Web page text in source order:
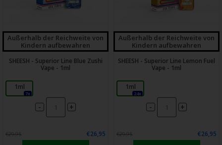
Außerhalb der Reichweite von
Kindern aufbewahren
SHEESH - Superior Line Blue Zushi
Vape - 1ml
1ml
7x
- +
€29,95
€26,95
Außerhalb der Reichweite von
Kindern aufbewahren
SHEESH - Superior Line Lemon Fuel
Vape - 1ml
1ml
24x
- +
€29,95
€26,95